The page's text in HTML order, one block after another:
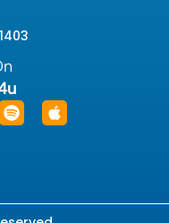
SpotifyApple